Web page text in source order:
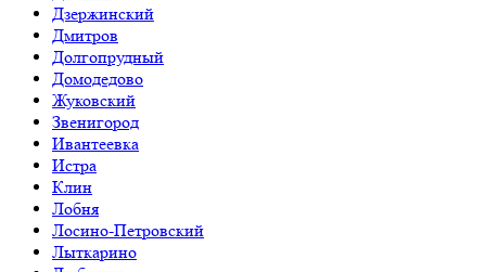
Дзержинский
Дмитров
Долгопрудный
Домодедово
Жуковский
Звенигород
Ивантеевка
Истра
Клин
Лобня
Лосино-Петровский
Лыткарино